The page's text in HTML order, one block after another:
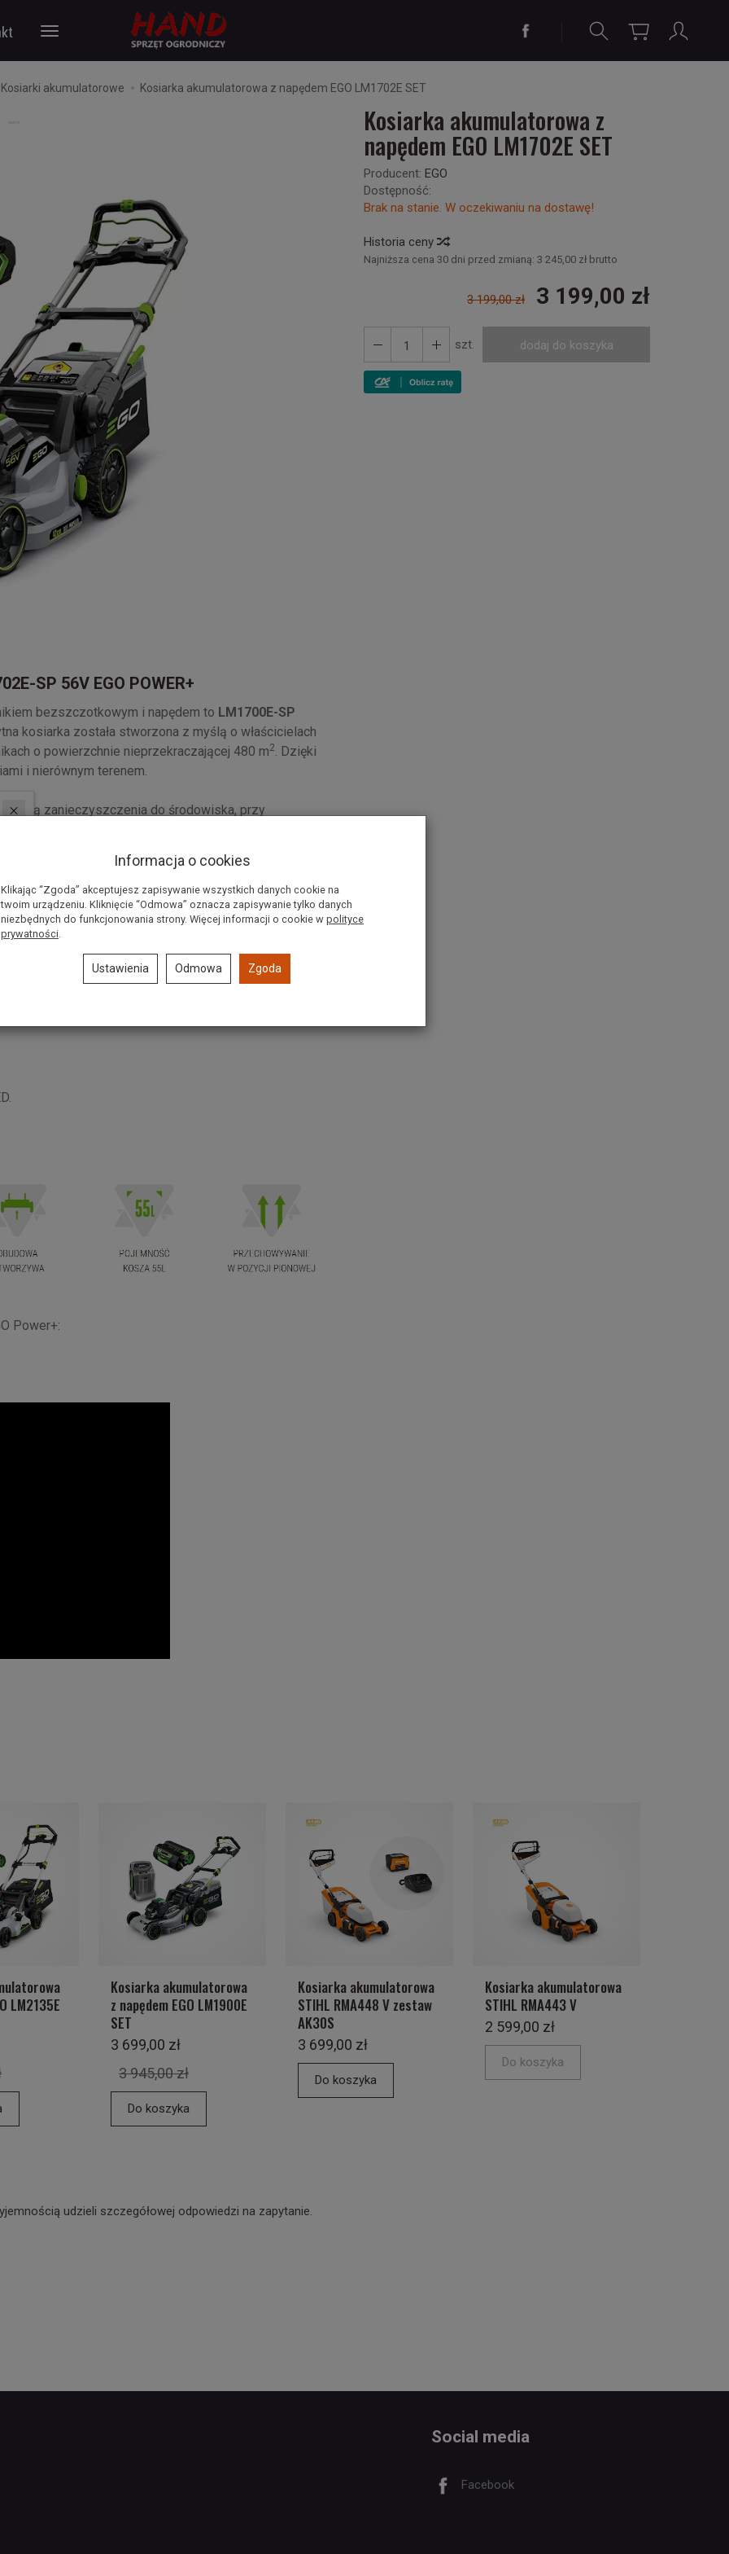
Kosiarki akumulatorowe Kosiarka akumulatorowa z napędem EGO LM1702E SET
Kosiarka akumulatorowa z
napędem EGO LM1702E SET
Producent: EGO
Dostępność:
Brak na stanie. W oczekiwaniu na dostawę!
Historia ceny
Najniższa cena 30 dni przed zmianą:3 245,00 zł brutto
3 199,00 zł 3 199,00 zł
szt. dodaj do koszyka
SP 56V EGO POWER+
bezszczotkowym i napędem to LM1700E-SP
kosiarka została stworzona z myślą o właścicielach
o powierzchnie nieprzekraczającej 480 m2. Dzięki
i nierównym terenem.
zanieczyszczenia do środowiska, przy
tą w urządzeniach spalinowym. Jak zawsze bez
kłopotów z odpalaniem. Wystarczy naładować
Kosiarka posiada niezależny silnik elektryczny
ładuje się do samego końca i nie ma kłopotu z
Power+:
LM2135E
Kosiarka akumulatorowa
z napędem EGO LM1900E
SET
3 699,00 zł
3 945,00 zł
Do koszyka
Kosiarka akumulatorowa
STIHL RMA448 V zestaw
AK30S
3 699,00 zł
Do koszyka
Kosiarka akumulatorowa
STIHL RMA443 V
2 599,00 zł
Do koszyka
udzieli szczegółowej odpowiedzi na zapytanie.
Social media
Facebook
Informacja o cookies
Klikając “Zgoda” akceptujesz zapisywanie wszystkich danych cookie na
twoim urządzeniu. Kliknięcie “Odmowa” oznacza zapisywanie tylko danych
niezbędnych do funkcjonowania strony. Więcej informacji o cookie w polityce
prywatności
Ustawienia Odmowa Zgoda